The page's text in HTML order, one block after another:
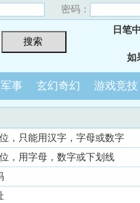
密码：
日笔
如
事 玄幻奇幻 游戏竞技
，只能用汉字，字母或数字
，用字母，数字或下划线